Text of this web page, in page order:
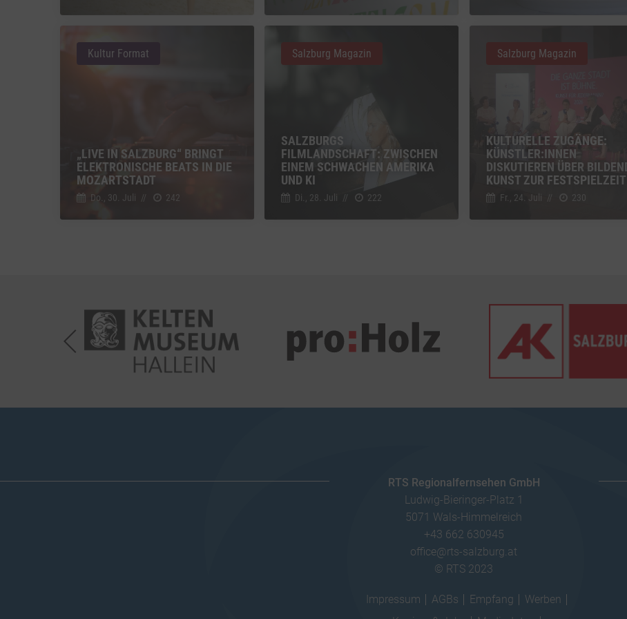
„LIVE IN SALZBURG“ BRINGT
ELEKTRONISCHE BEATS IN DIE
MOZARTSTADT
Do., 30. Juli // 242
Kultur Format
SALZBURGS
FILMLANDSCHAFT: ZWISCHEN
EINEM SCHWACHEN AMERIKA
UND KI
Di., 28. Juli // 222
Salzburg Magazin
KULTURELLE ZUGÄNGE:
KÜNSTLER:INNEN
DISKUTIEREN ÜBER
KUNST ZUR FESTSPIELZEIT
Fr., 24. Juli // 230
Salzburg Magazin
RTS Regionalfernsehen GmbH
Ludwig-Bieringer-Platz 1
5071 Wals-Himmelreich
+43 662 630945
office@rts-salzburg.at
© RTS 2023
Impressum AGBs Empfang
Werben
Detailszu
YouTube